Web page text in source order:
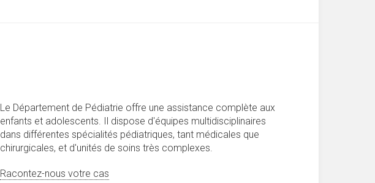
Le Département de Pédiatrie offre une assistance complète aux
enfants et adolescents. Il dispose d'équipes multidisciplinaires
dans différentes spécialités pédiatriques, tant médicales que
chirurgicales, et d'unités de soins très complexes.
Racontez-nous votre cas